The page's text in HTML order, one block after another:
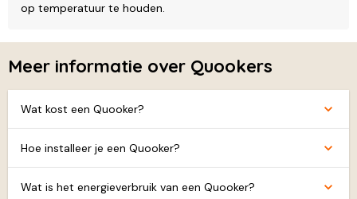
op temperatuur te houden.
Meer informatie over Quookers
Wat kost een Quooker?
Hoe installeer je een Quooker?
Wat is het energieverbruik van een Quooker?